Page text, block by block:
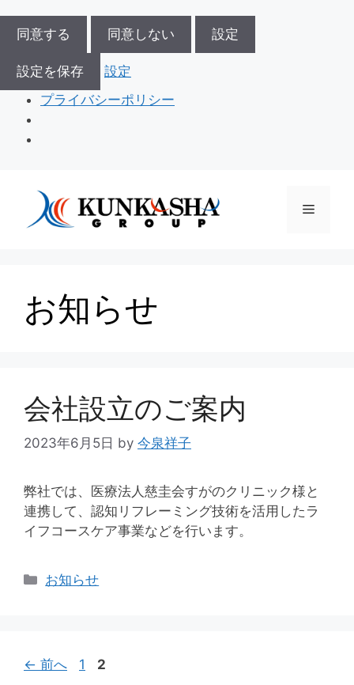
同意する 同意しない 設定
設定を保存
設定
プライバシーポリシー
お知らせ
会社設立のご案内
2023年6月5日 by 今泉祥子
弊社では、医療法人慈圭会すがのクリニック様と
連携して、認知リフレーミング技術を活用したラ
イフコースケア事業などを行います。
お知らせ
← 前へ 1 2